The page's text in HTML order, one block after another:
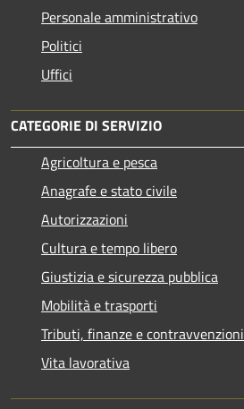
Personale amministrativo
Politici
Uffici
CATEGORIE DI SERVIZIO
Agricoltura e pesca
Anagrafe e stato civile
Autorizzazioni
Cultura e tempo libero
Giustizia e sicurezza pubblica
Mobilità e trasporti
Tributi, finanze e contravvenzioni
Vita lavorativa